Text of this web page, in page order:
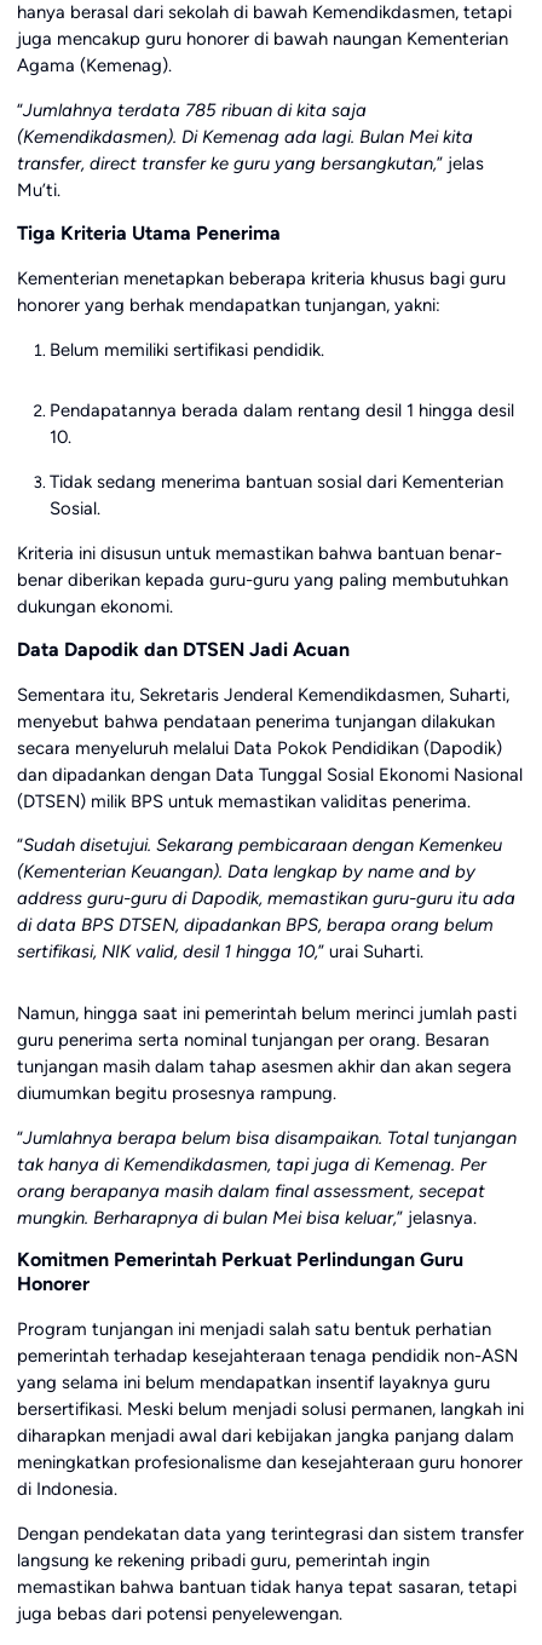
hanya berasal dari sekolah di bawah Kemendikdasmen, tetapi
juga mencakup guru honorer di bawah naungan Kementerian
Agama (Kemenag).
“Jumlahnya terdata 785 ribuan di kita saja
(Kemendikdasmen). Di Kemenag ada lagi. Bulan Mei kita
transfer, direct transfer ke guru yang bersangkutan,” jelas
Mu’ti.
Tiga Kriteria Utama Penerima
Kementerian menetapkan beberapa kriteria khusus bagi guru
honorer yang berhak mendapatkan tunjangan, yakni:
Belum memiliki sertifikasi pendidik.
Pendapatannya berada dalam rentang desil 1 hingga desil
10.
Tidak sedang menerima bantuan sosial dari Kementerian
Sosial.
Kriteria ini disusun untuk memastikan bahwa bantuan benar-
benar diberikan kepada guru-guru yang paling membutuhkan
dukungan ekonomi.
Data Dapodik dan DTSEN Jadi Acuan
Sementara itu, Sekretaris Jenderal Kemendikdasmen, Suharti,
menyebut bahwa pendataan penerima tunjangan dilakukan
secara menyeluruh melalui Data Pokok Pendidikan (Dapodik)
dan dipadankan dengan Data Tunggal Sosial Ekonomi Nasional
(DTSEN) milik BPS untuk memastikan validitas penerima.
“Sudah disetujui. Sekarang pembicaraan dengan Kemenkeu
(Kementerian Keuangan). Data lengkap by name and by
address guru-guru di Dapodik, memastikan guru-guru itu ada
di data BPS DTSEN, dipadankan BPS, berapa orang belum
sertifikasi, NIK valid, desil 1 hingga 10,” urai Suharti.
Namun, hingga saat ini pemerintah belum merinci jumlah pasti
guru penerima serta nominal tunjangan per orang. Besaran
tunjangan masih dalam tahap asesmen akhir dan akan segera
diumumkan begitu prosesnya rampung.
“Jumlahnya berapa belum bisa disampaikan. Total tunjangan
tak hanya di Kemendikdasmen, tapi juga di Kemenag. Per
orang berapanya masih dalam final assessment, secepat
mungkin. Berharapnya di bulan Mei bisa keluar,” jelasnya.
Komitmen Pemerintah Perkuat Perlindungan Guru
Honorer
Program tunjangan ini menjadi salah satu bentuk perhatian
pemerintah terhadap kesejahteraan tenaga pendidik non-ASN
yang selama ini belum mendapatkan insentif layaknya guru
bersertifikasi. Meski belum menjadi solusi permanen, langkah ini
diharapkan menjadi awal dari kebijakan jangka panjang dalam
meningkatkan profesionalisme dan kesejahteraan guru honorer
di Indonesia.
Dengan pendekatan data yang terintegrasi dan sistem transfer
langsung ke rekening pribadi guru, pemerintah ingin
memastikan bahwa bantuan tidak hanya tepat sasaran, tetapi
juga bebas dari potensi penyelewengan.